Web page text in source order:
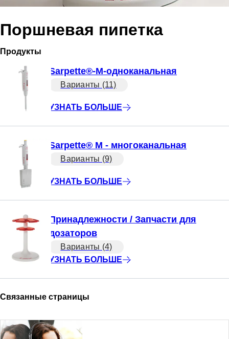
Поршневая пипетка
Продукты
Sarpette®-M-одноканальная
Варианты (11)
УЗНАТЬ БОЛЬШЕ
Sarpette® M - многоканальная
Варианты (9)
УЗНАТЬ БОЛЬШЕ
Принадлежности / Запчасти для
дозаторов
Варианты (4)
УЗНАТЬ БОЛЬШЕ
Связанные страницы